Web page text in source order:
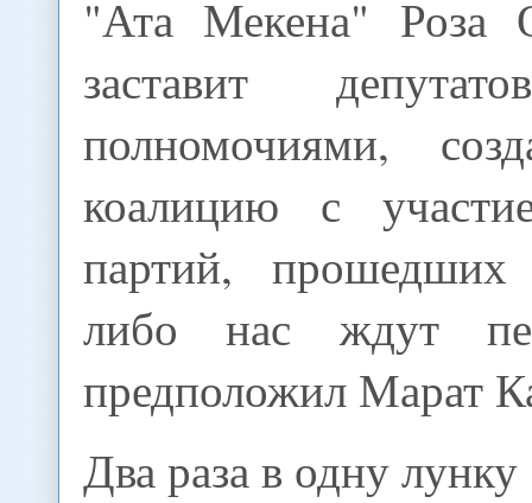
"Ата Мекена" Роза
заставит
полномочиями,
коалицию с
партий,
либо нас ждут
предположил Марат
Два раза в одну лунку